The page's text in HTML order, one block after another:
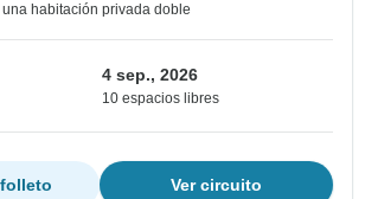
habitación privada doble
4 sep., 2026
10 espacios libres
Ver circuito